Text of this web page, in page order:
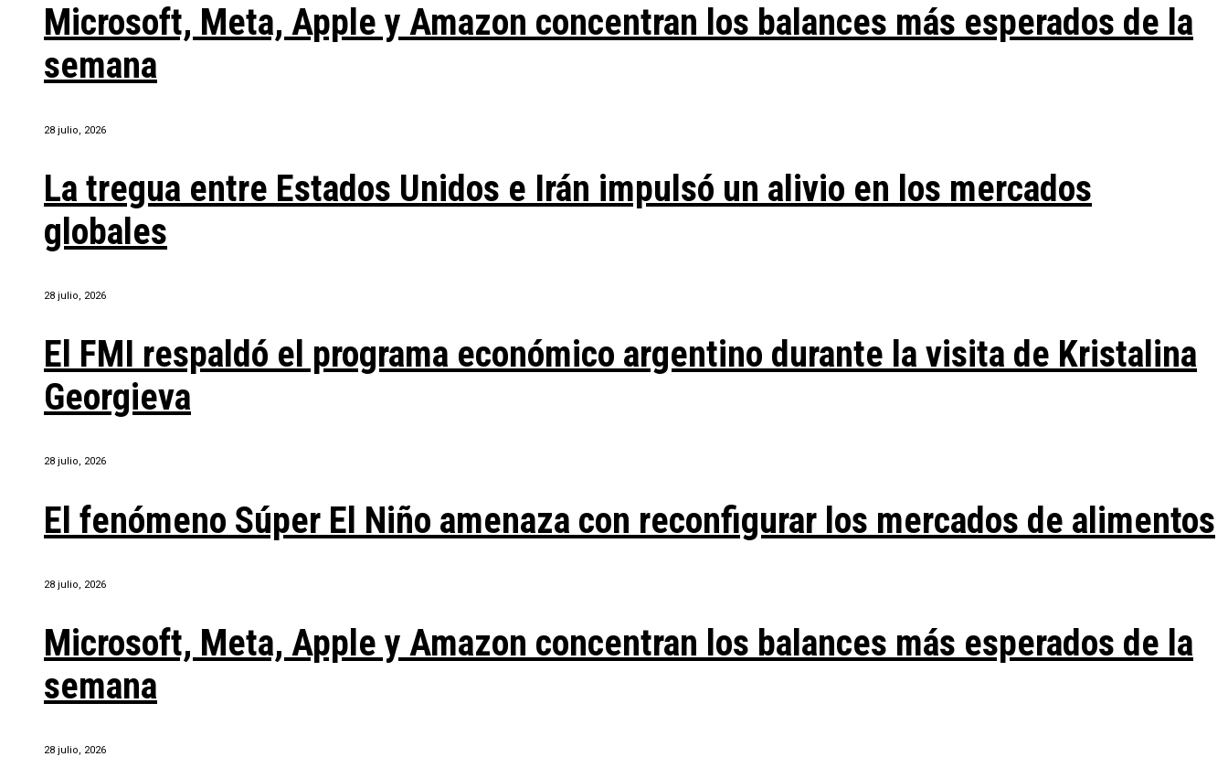
Microsoft, Meta, Apple y Amazon concentran los balances más esperados de la
semana
28 julio, 2026
La tregua entre Estados Unidos e Irán impulsó un alivio en los mercados
globales
28 julio, 2026
El FMI respaldó el programa económico argentino durante la visita de Kristalina
Georgieva
28 julio, 2026
El fenómeno Súper El Niño amenaza con reconfigurar los mercados de alimentos
28 julio, 2026
Microsoft, Meta, Apple y Amazon concentran los balances más esperados de la
semana
28 julio, 2026